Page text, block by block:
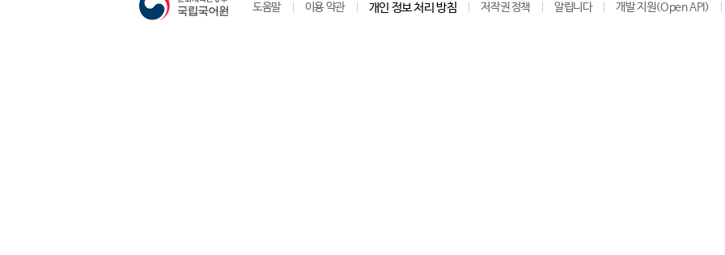
도움말 이용 약관 개인 정보 처리 방침 저작권 정책 알립니다 개발 지원(Open API)